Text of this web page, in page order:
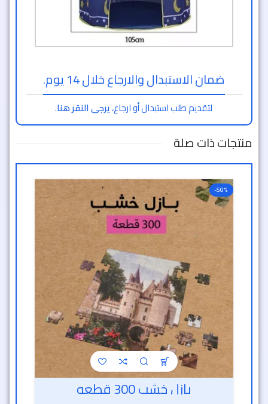
ضمان الاستبدال والارجاع خلال 14 يوم.
لتقديم طلب استبدال أو ارجاع،يرجى النقر هنا.
منتجات ذات صلة
-50%
بازل خشب 300 قطعه